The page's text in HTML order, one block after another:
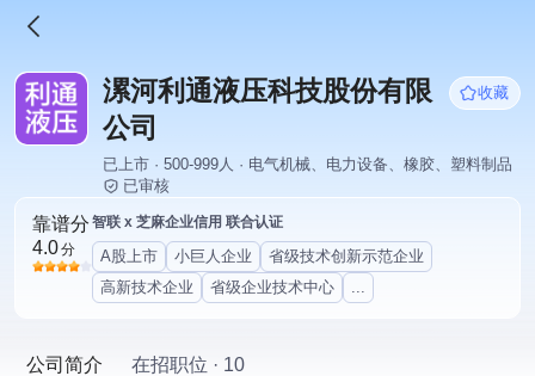
漯河利通液压科技股份有限
公司
收藏
已上市 · 500-999人 · 电气机械、电力设备、橡胶、塑料制品
已审核
靠谱分
4.0分
智联 x 芝麻企业信用 联合认证
A股上市 小巨人企业
省级技术创新示范企业
高新技术企业
省级企业技术中心 ...
公司简介 在招职位 · 10